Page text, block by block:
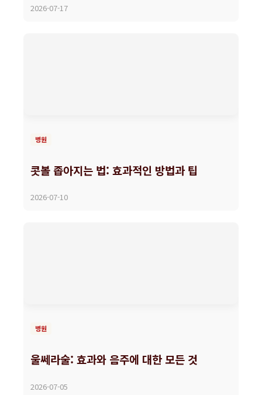
2026-07-17
병원
콧볼 좁아지는 법: 효과적인 방법과 팁
2026-07-10
병원
울쎄라술: 효과와 음주에 대한 모든 것
2026-07-05